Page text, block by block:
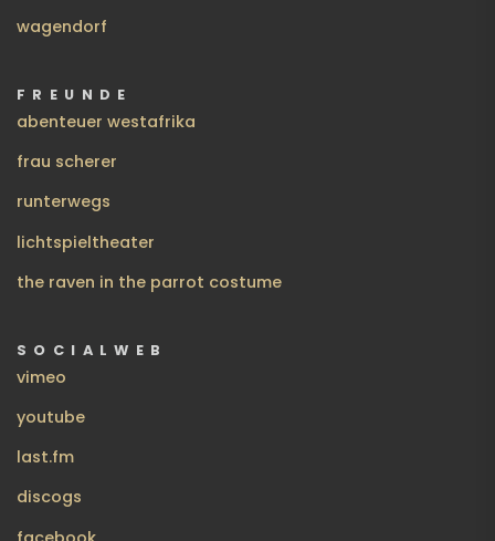
wagendorf
FREUNDE
abenteuer westafrika
frau scherer
runterwegs
lichtspieltheater
the raven in the parrot costume
SOCIALWEB
vimeo
youtube
last.fm
discogs